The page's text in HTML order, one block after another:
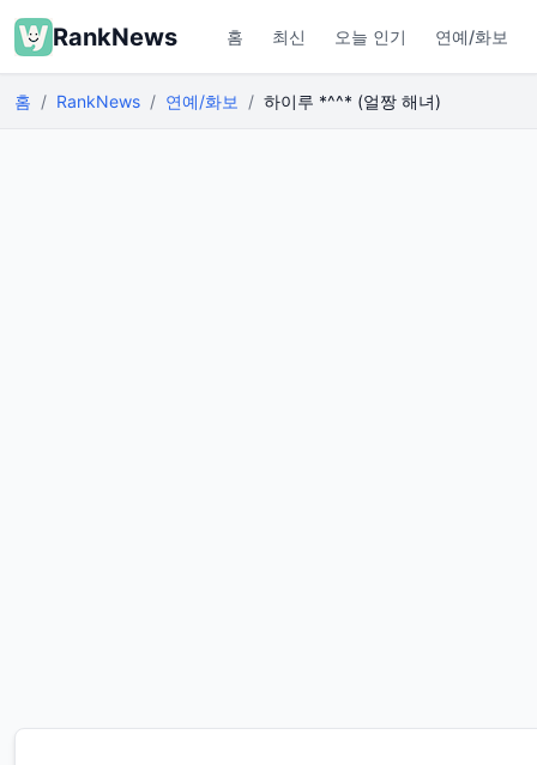
RankNews 홈 최신 오늘 인기 연예/화보
홈 RankNews 연예/화보 하이루 *^^* (얼짱 해녀)